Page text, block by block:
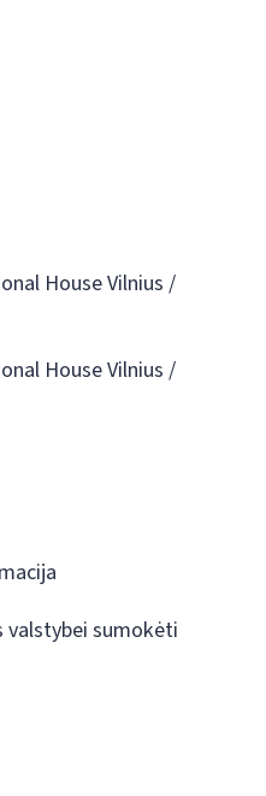
House Vilnius /
House Vilnius /
valstybei sumokėti